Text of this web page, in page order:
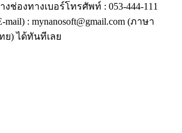
ช่องทางเบอร์โทรศัพท์ : 053-444-111
: mynanosoft@gmail.com (ภาษา
ย) ได้ทันทีเลย